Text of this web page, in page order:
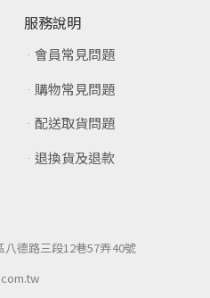
服務說明
會員常見問題
購物常見問題
配送取貨問題
退換貨及退款
八德路三段12巷57弄40號